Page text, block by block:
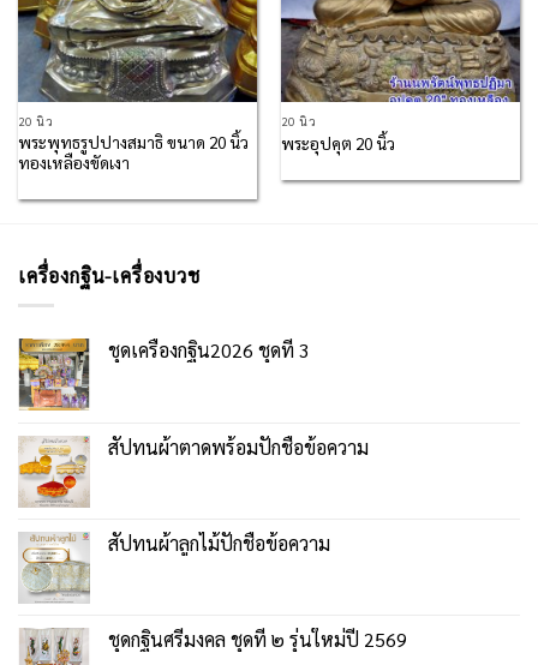
20 นิ้ว
พระพุทธรูปปางสมาธิ ขนาด 20 นิ้ว
ทองเหลืองขัดเงา
20 นิ้ว
พระอุปคุต 20 นิ้ว
เครื่องกฐิน-เครื่องบวช
ชุดเครื่องกฐิน2026 ชุดที่ 3
สัปทนผ้าตาดพร้อมปักชื่อข้อความ
สัปทนผ้าลูกไม้ปักชื่อข้อความ
ชุดกฐินศรีมงคล ชุดที่ ๒ รุ่นใหม่ปี 2569